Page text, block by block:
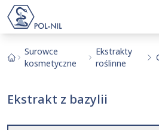
O nas
Kontakt
Surowce
kosmetyczne
Ekstrakty
roślinne
Ekstrakt z bazylii
Wybrane surowce i
Aktualnie niczego nie
Wyszukiwarka
Szukaj